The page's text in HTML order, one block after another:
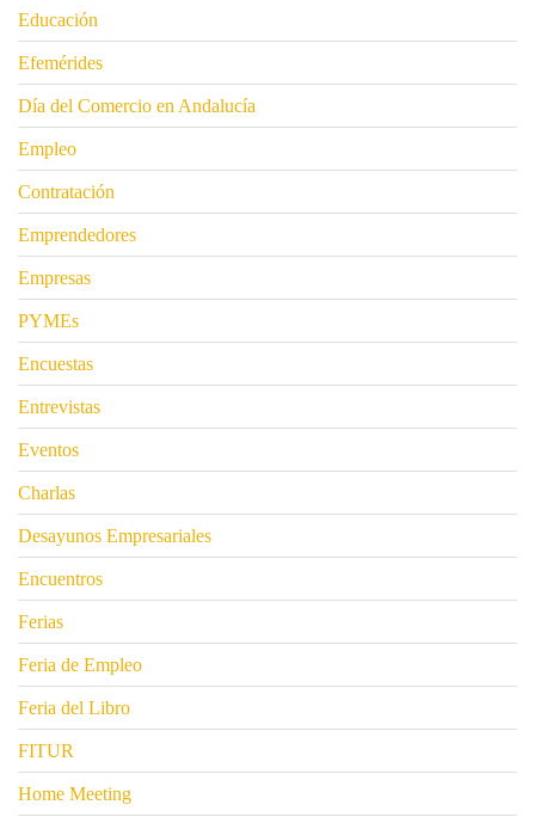
Educación
Efemérides
Día del Comercio en Andalucía
Empleo
Contratación
Emprendedores
Empresas
PYMEs
Encuestas
Entrevistas
Eventos
Charlas
Desayunos Empresariales
Encuentros
Ferias
Feria de Empleo
Feria del Libro
FITUR
Home Meeting